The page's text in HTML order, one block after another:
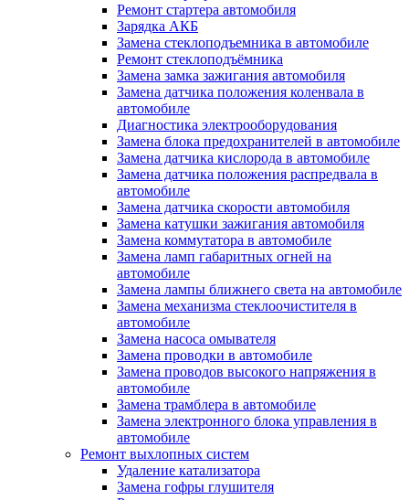
Ремонт стартера автомобиля
Зарядка АКБ
Замена стеклоподъемника в автомобиле
Ремонт стеклоподъёмника
Замена замка зажигания автомобиля
Замена датчика положения коленвала в
автомобиле
Диагностика электрооборудования
Замена блока предохранителей в автомобиле
Замена датчика кислорода в автомобиле
Замена датчика положения распредвала в
автомобиле
Замена датчика скорости автомобиля
Замена катушки зажигания автомобиля
Замена коммутатора в автомобиле
Замена ламп габаритных огней на
автомобиле
Замена лампы ближнего света на автомобиле
Замена механизма стеклоочистителя в
автомобиле
Замена насоса омывателя
Замена проводки в автомобиле
Замена проводов высокого напряжения в
автомобиле
Замена трамблера в автомобиле
Замена электронного блока управления в
автомобиле
Ремонт выхлопных систем
Удаление катализатора
Замена гофры глушителя